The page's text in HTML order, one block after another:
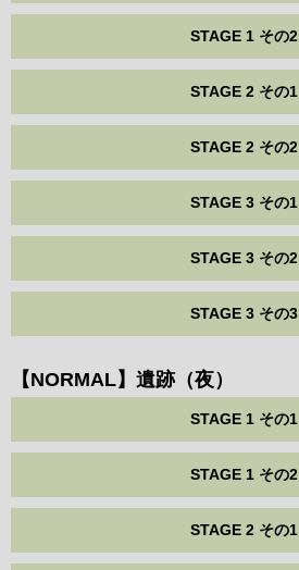
STAGE 1 その2
STAGE 2 その1
STAGE 2 その2
STAGE 3 その1
STAGE 3 その2
STAGE 3 その3
【NORMAL】遺跡（夜）
STAGE 1 その1
STAGE 1 その2
STAGE 2 その1